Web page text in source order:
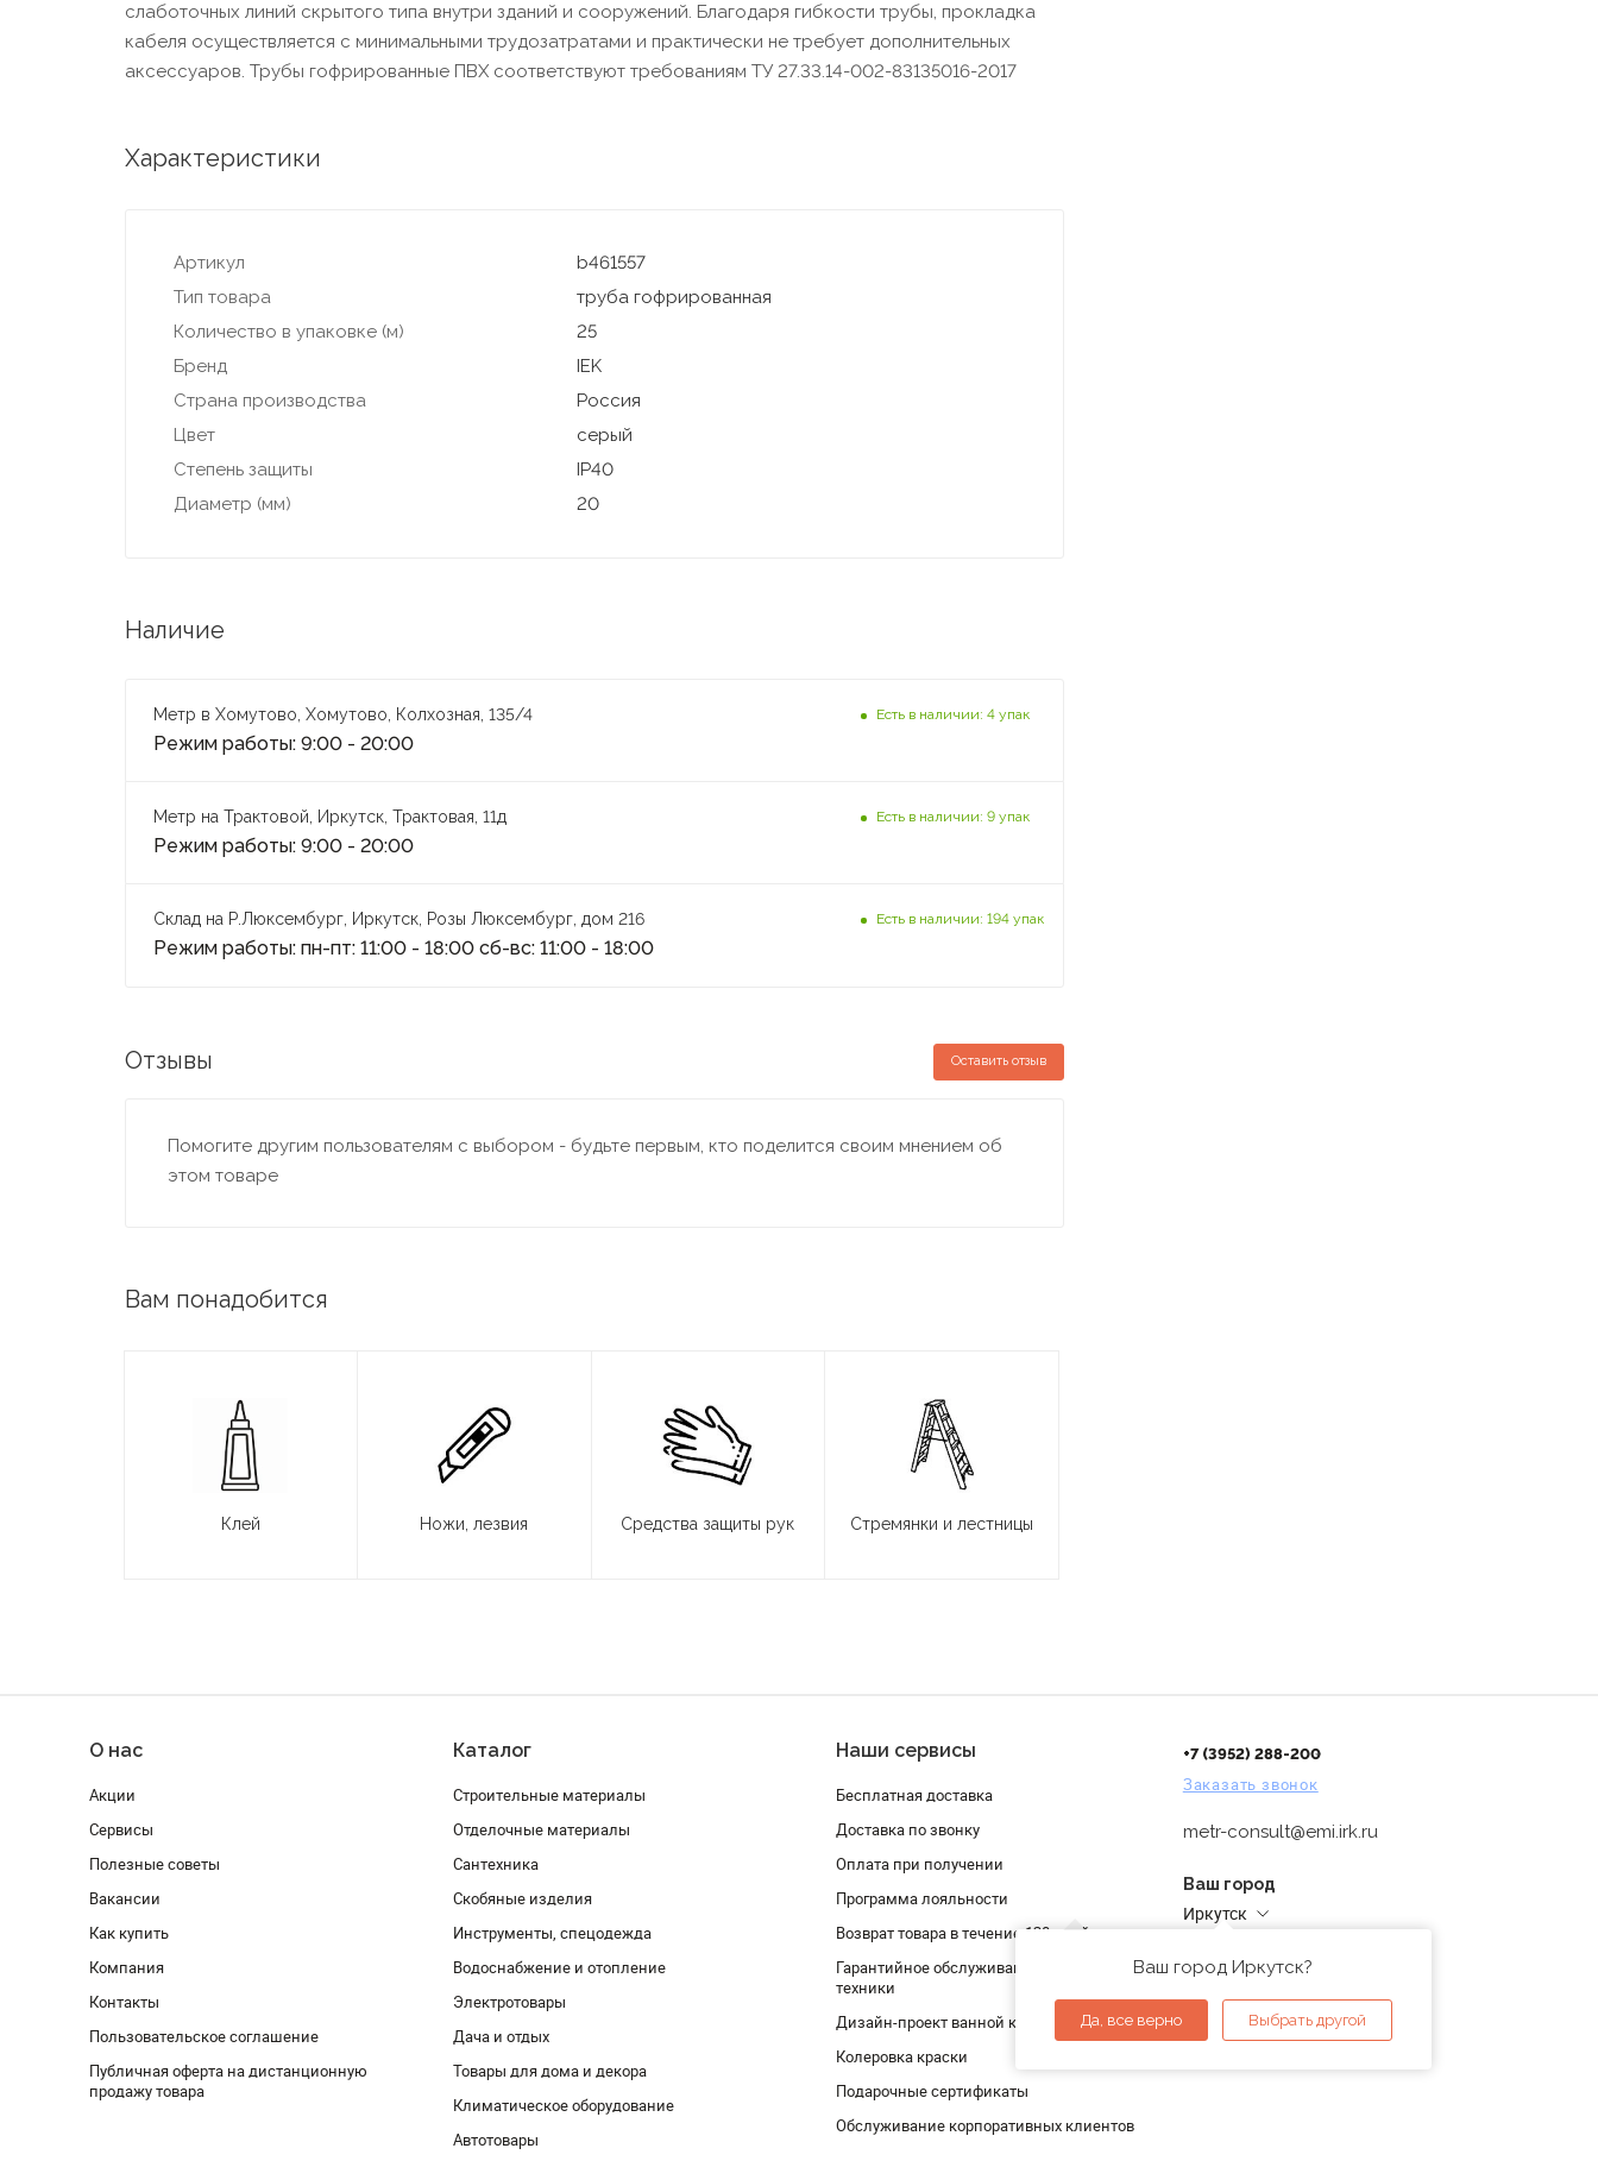
слаботочных линий скрытого типа внутри зданий и сооружений. Благодаря гибкости трубы, прокладка
кабеля осуществляется с минимальными трудозатратами и практически не требует дополнительных
аксессуаров. Трубы гофрированные ПВХ соответствуют требованиям ТУ 27.33.14-002-83135016-2017
Характеристики
Артикул
b461557
Тип товара
труба гофрированная
Количество в упаковке (м)
25
Бренд
IEK
Страна производства
Россия
Цвет
серый
Степень защиты
IP40
Диаметр (мм)
20
Наличие
Метр в Хомутово, Хомутово, Колхозная, 135/4
Режим работы: 9:00 - 20:00
Есть в наличии: 4 упак
Метр на Трактовой, Иркутск, Трактовая, 11д
Режим работы: 9:00 - 20:00
Есть в наличии: 9 упак
Склад на Р.Люксембург, Иркутск, Розы Люксембург, дом 216
Режим работы: пн-пт: 11:00 - 18:00 сб-вс: 11:00 - 18:00
Есть в наличии: 194 упак
Отзывы Оставить отзыв
Помогите другим пользователям с выбором - будьте первым, кто поделится своим мнением об
этом товаре
Вам понадобится
Клей Ножи, лезвия Средства защиты рук Стремянки и лестницы
О нас
Акции
Сервисы
Полезные советы
Вакансии
Как купить
Компания
Контакты
Пользовательское соглашение
Публичная оферта на дистанционную
продажу товара
Каталог
Строительные материалы
Отделочные материалы
Сантехника
Скобяные изделия
Инструменты, спецодежда
Водоснабжение и отопление
Электротовары
Дача и отдых
Товары для дома и декора
Климатическое оборудование
Автотовары
Наши сервисы
Бесплатная доставка
Доставка по звонку
Оплата при получении
Программа лояльности
Возврат товара в течение 120 дней
Гарантийное обслуживание и проверка
техники
Дизайн-проект ванной комнаты
Колеровка краски
Подарочные сертификаты
Обслуживание корпоративных клиентов
+7 (3952) 288-200
Заказать звонок
metr-consult@emi.irk.ru
Ваш город
Иркутск
Ваш город Иркутск?
Да, все верно Выбрать другой